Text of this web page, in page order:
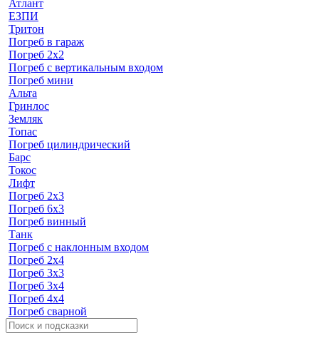
Атлант
ЕЗПИ
Тритон
Погреб в гараж
Погреб 2х2
Погреб с вертикальным входом
Погреб мини
Альта
Гринлос
Земляк
Топас
Погреб цилиндрический
Барс
Токос
Лифт
Погреб 2х3
Погреб 6х3
Погреб винный
Танк
Погреб с наклонным входом
Погреб 2х4
Погреб 3х3
Погреб 3х4
Погреб 4х4
Погреб сварной